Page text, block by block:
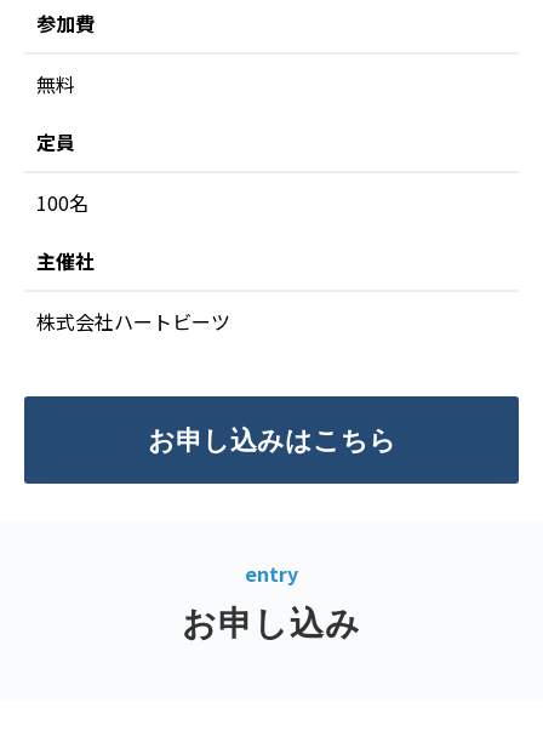
参加費
無料
定員
100名
主催社
株式会社ハートビーツ
お申し込みはこちら
entry
お申し込み